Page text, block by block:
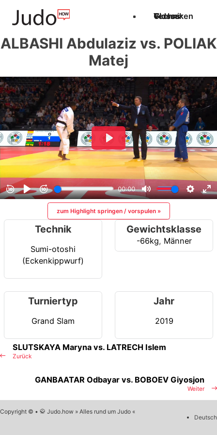
Techniken
Videos
Glossar
ALBASHI Abdulaziz vs. POLIAK
Matej
zum Highlight springen / vorspulen »
Technik
Sumi-otoshi
(Eckenkippwurf)
Gewichtsklasse
-66kg, Männer
Turniertyp
Grand Slam
Jahr
2019
Zurück
SLUTSKAYA Maryna vs. LATRECH Islem
Weiter
GANBAATAR Odbayar vs. BOBOEV Giyosjon
Copyright © • 🥋 Judo.how » Alles rund um Judo «
Deutsch